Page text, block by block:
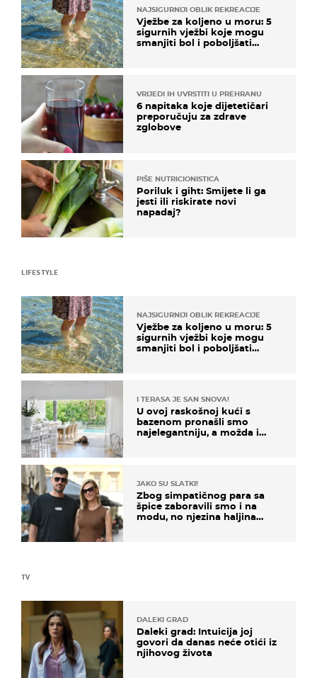
NAJSIGURNIJI OBLIK REKREACIJE
Vježbe za koljeno u moru: 5
sigurnih vježbi koje mogu
smanjiti bol i poboljšati
VRIJEDI IH UVRSTITI U PREHRANU
6 napitaka koje dijetetičari
preporučuju za zdrave
zglobove
PIŠE NUTRICIONISTICA
Poriluk i giht: Smijete li ga
jesti ili riskirate novi
napadaj?
TV
DALEKI GRAD
Daleki grad: Intuicija joj
govori da danas neće otići iz
njihovog života
LIFESTYLE
NAJSIGURNIJI OBLIK REKREACIJE
Vježbe za koljeno u moru: 5
sigurnih vježbi koje mogu
smanjiti bol i poboljšati
I TERASA JE SAN SNOVA!
U ovoj raskošnoj kući s
bazenom pronašli smo
najelegantniju, a možda i
JAKO SU SLATKI!
Zbog simpatičnog para sa
špice zaboravili smo i na
modu, no njezina haljina